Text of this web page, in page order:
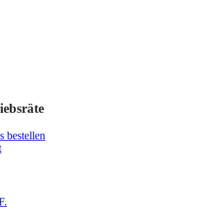
bestellen